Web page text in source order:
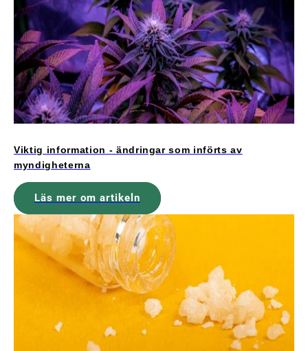
Viktig information - ändringar som införts av
myndigheterna
Läs mer om artikeln